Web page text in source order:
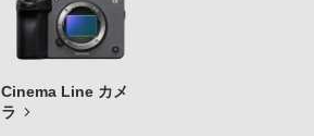
Cinema Line カメ
ラ